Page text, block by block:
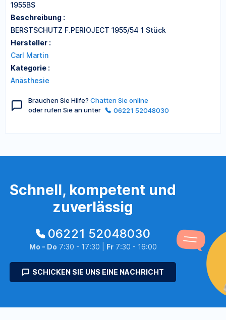
1955BS
Beschreibung :
BERSTSCHUTZ F.PERIOJECT 1955/54 1 Stück
Hersteller :
Carl Martin
Kategorie :
Anästhesie
Brauchen Sie Hilfe? Chatten Sie online
oder rufen Sie an unter
06221 52048030
Schnell, kompetent und
zuverlässig
06221 52048030
Mo - Do 7:30 - 17:30 | Fr7:30 - 16:00
SCHICKEN SIE UNS EINE NACHRICHT